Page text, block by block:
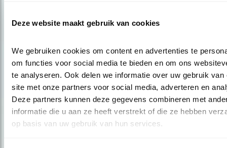
Deze website maakt gebruik van cookies
We gebruiken cookies om content en advertenties te
om functies voor social media te bieden en om ons
te analyseren. Ook delen we informatie over uw gebruik van
site met onze partners voor social media, adverteren en
Deze partners kunnen deze gegevens combineren met
informatie die u aan ze heeft verstrekt of die ze hebben
op basis van uw gebruik van hun services.
Door Ruwan Aluvihare
Blog
WEER DIE KEMPHANEN